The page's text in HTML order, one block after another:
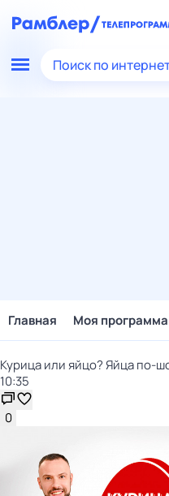
Поиск по
Главная Моя программа
Курица или яйцо? Яйца по-
10:35
0